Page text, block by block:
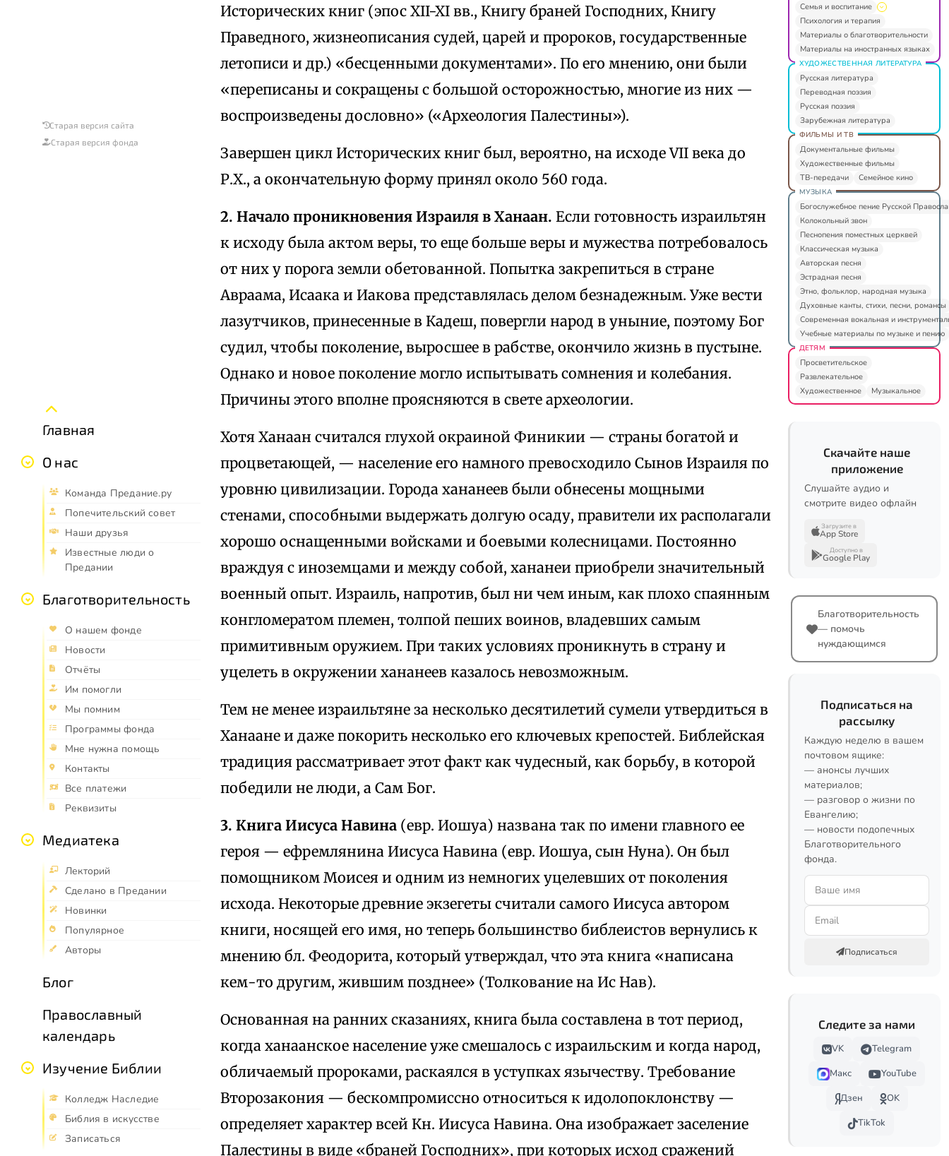
Старая версия сайта
Старая версия фонда
Главная
О нас
Команда Предание.ру
Попечительский совет
Наши друзья
Известные люди о
Предании
Благотворительность
О нашем фонде
Новости
Отчёты
Им помогли
Мы помним
Программы фонда
Мне нужна помощь
Контакты
Все платежи
Реквизиты
Медиатека
Лекторий
Сделано в Предании
Новинки
Популярное
Авторы
Блог
Православный
календарь
Изучение Библии
Колледж Наследие
Библия в искусстве
Записаться
Исторических книг (эпос XII-XI вв., Книгу браней Господних, Книгу
Праведного, жизнеописания судей, царей и пророков, государственные
летописи и др.) «бесценными документами». По его мнению, они были
«переписаны и сокращены с большой осторожностью, многие из них —
воспроизведены дословно» («Археология Палестины»).
Завершен цикл Исторических книг был, вероятно, на исходе VII века до
Р.Х., а окончательную форму принял около 560 года.
2. Начало проникновения Израиля в Ханаан. Если готовность израильтян
к исходу была актом веры, то еще больше веры и мужества потребовалось
от них у порога земли обетованной. Попытка закрепиться в стране
Авраама, Исаака и Иакова представлялась делом безнадежным. Уже вести
лазутчиков, принесенные в Кадеш, повергли народ в уныние, поэтому Бог
судил, чтобы поколение, выросшее в рабстве, окончило жизнь в пустыне.
Однако и новое поколение могло испытывать сомнения и колебания.
Причины этого вполне проясняются в свете археологии.
Хотя Ханаан считался глухой окраиной Финикии — страны богатой и
процветающей, — население его намного превосходило Сынов Израиля по
уровню цивилизации. Города хананеев были обнесены мощными
стенами, способными выдержать долгую осаду, правители их располагали
хорошо оснащенными войсками и боевыми колесницами. Постоянно
враждуя с иноземцами и между собой, хананеи приобрели значительный
военный опыт. Израиль, напротив, был ни чем иным, как плохо спаянным
конгломератом племен, толпой пеших воинов, владевших самым
примитивным оружием. При таких условиях проникнуть в страну и
уцелеть в окружении хананеев казалось невозможным.
Тем не менее израильтяне за несколько десятилетий сумели утвердиться в
Ханаане и даже покорить несколько его ключевых крепостей. Библейская
традиция рассматривает этот факт как чудесный, как борьбу, в которой
победили не люди, а Сам Бог.
3. Книга Иисуса Навина (евр. Иошуа) названа так по имени главного ее
героя — ефремлянина Иисуса Навина (евр. Иошуа, сын Нуна). Он был
помощником Моисея и одним из немногих уцелевших от поколения
исхода. Некоторые древние экзегеты считали самого Иисуса автором
книги, носящей его имя, но теперь большинство библеистов вернулись к
мнению бл. Феодорита, который утверждал, что эта книга «написана
кем-то другим, жившим позднее» (Толкование на Ис Нав).
Основанная на ранних сказаниях, книга была составлена в тот период,
когда ханаанское население уже смешалось с израильским и когда народ,
обличаемый пророками, раскаялся в уступках язычеству. Требование
Второзакония — бескомпромиссно относиться к идолопоклонству —
определяет характер всей Кн. Иисуса Навина. Она изображает заселение
Палестины в виде «браней Господних», при которых исход сражений
Семья и воспитание
Психология и терапия
Материалы о благотворительности
Материалы на иностранных языках
ХУДОЖЕСТВЕННАЯ ЛИТЕРАТУРА
Русская литература
Переводная поэзия
Русская поэзия
Зарубежная литература
ФИЛЬМЫ И ТВ
Документальные фильмы
Художественные фильмы
ТВ-передачи
Семейное кино
МУЗЫКА
Богослужебное пение Русской
Колокольный звон
Песнопения поместных церквей
Классическая музыка
Авторская песня
Эстрадная песня
Этно, фольклор, народная музыка
Духовные канты, стихи, песни, романсы
Современная вокальная и
Учебные материалы по музыке и пению
ДЕТЯМ
Просветительское
Развлекательное
Художественное
Музыкальное
Скачайте наше
приложение
Слушайте аудио и
смотрите видео офлайн
Загрузите в
App Store
Доступно в
Google Play
Благотворительность
— помочь
нуждающимся
Подписаться на
рассылку
Каждую неделю в вашем
почтовом ящике:
— анонсы лучших
материалов;
— разговор о жизни по
Евангелию;
— новости подопечных
Благотворительного
фонда.
Подписаться
Следите за нами
VK
Telegram
Макс
YouTube
Дзен
OK
TikTok